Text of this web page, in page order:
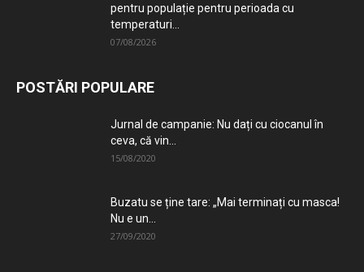
pentru populație pentru perioada cu
temperaturi...
07/08/2026
POSTĂRI POPULARE
Jurnal de campanie: Nu dați cu ciocanul în
ceva, că vin...
15/08/2020
Buzatu se ține tare: „Mai terminați cu masca!
Nu e un...
27/09/2020